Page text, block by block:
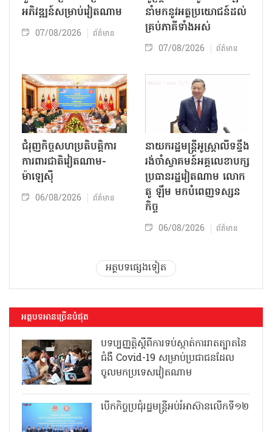
អភិវឌ្ឍន៍សម្រាប់វៀតណាម
07/08/2026 ព័ត៌មាន
នាំមកនូវអត្ថប្រយោជន៍ដល់
គ្រប់ភាគីទាំងអស់
07/08/2026 ព័ត៌មាន
ជំរុញកិច្ចសហប្រតិបត្តិការ
ការពារជាតិវៀតណាម-
ម៉ាឡេស៊ី
06/08/2026 ព័ត៌មាន
នាយករដ្ឋមន្ត្រីអូស្ត្រាលីទន្ទឹង
រង់ចាំស្វាគមន៍អគ្គលេខាបក្ស
ប្រធានរដ្ឋវៀតណាម លោក
តូ ឡឹម មកបំពេញទស្សន
កិច្ច
06/08/2026 ព័ត៌មាន
អត្ថបទផ្សេងទៀត
អត្ថបទអានច្រើនបំផុត
បទប្បញ្ញត្តិស្តីពីការទប់ស្កាត់ការរាតត្បាតនៃ
ជំងឺ Covid-19 សម្រាប់ប្រជាជនដែល
ចូលមកប្រទេសវៀតណាម
បើកកិច្ចប្រជុំរដ្ឋមន្ត្រីអប់រំអាស៊ានលើកទី១២